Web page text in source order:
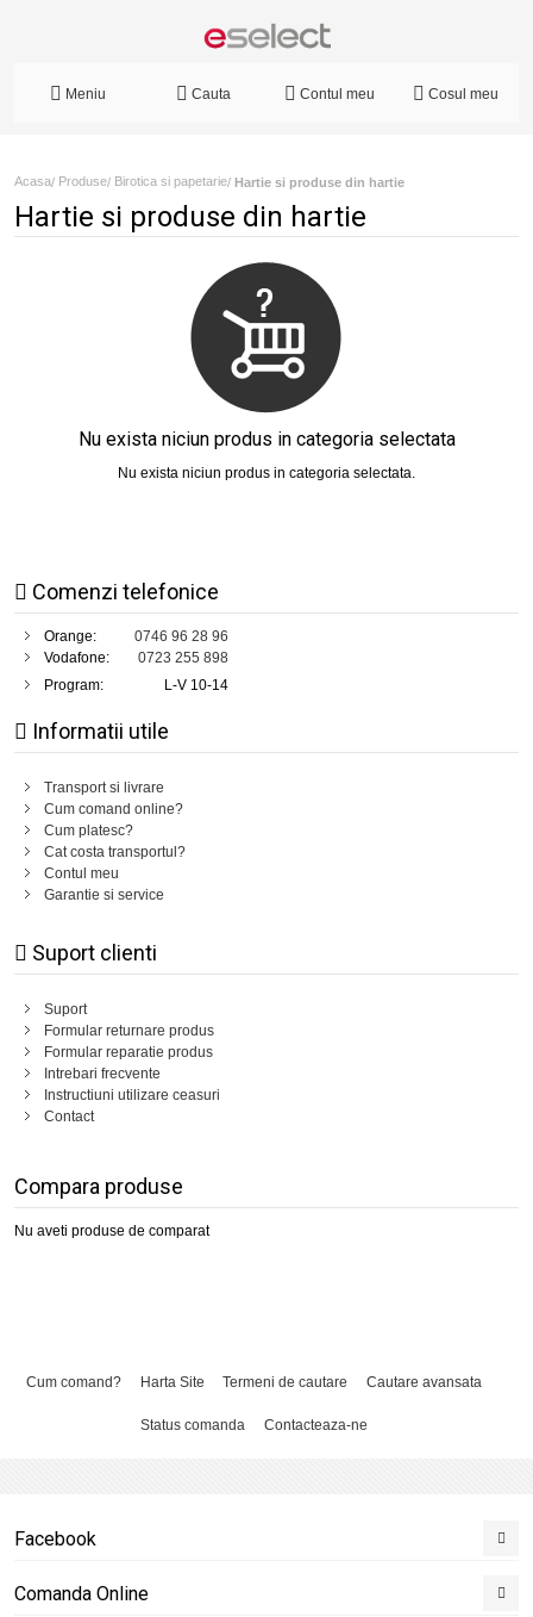
Meniu Cauta Contul meu Cosul meu
Acasa/ Produse/ Birotica si papetarie/ Hartie si produse din hartie
Hartie si produse din hartie
Nu exista niciun produs in categoria selectata
Nu exista niciun produs in categoria selectata.
Comenzi telefonice
Orange:
0746 96 28 96
Vodafone:
0723 255 898
Program:
L-V 10-14
Informatii utile
Transport si livrare
Cum comand online?
Cum platesc?
Cat costa transportul?
Contul meu
Garantie si service
Suport clienti
Suport
Formular returnare produs
Formular reparatie produs
Intrebari frecvente
Instructiuni utilizare ceasuri
Contact
Compara produse
Nu aveti produse de comparat
Cum comand? Harta Site Termeni de cautare Cautare avansata
Status comanda Contacteaza-ne
Facebook
Comanda Online